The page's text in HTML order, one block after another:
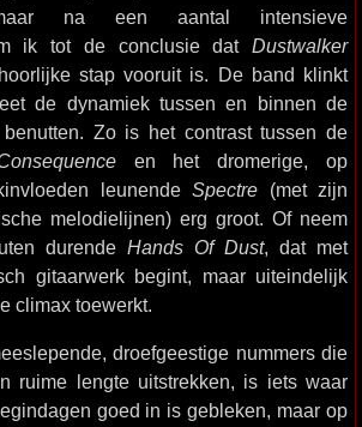
maar na een aantal intensieve
ik tot de conclusie dat Dustwalker
stap vooruit is. De band klinkt
de dynamiek tussen en binnen de
Zo is het contrast tussen de
en het dromerige, op
leunendeSpectre (met zijn
melodielijnen) erg groot. Of neem
durende Hands Of Dust, dat met
gitaarwerk begint, maar uiteindelijk
climax toewerkt.
droefgeestige nummers die
ruime lengte uitstrekken, is iets waar
goed in is gebleken, maar op